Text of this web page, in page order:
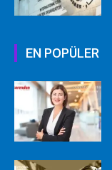
EN POPÜLER